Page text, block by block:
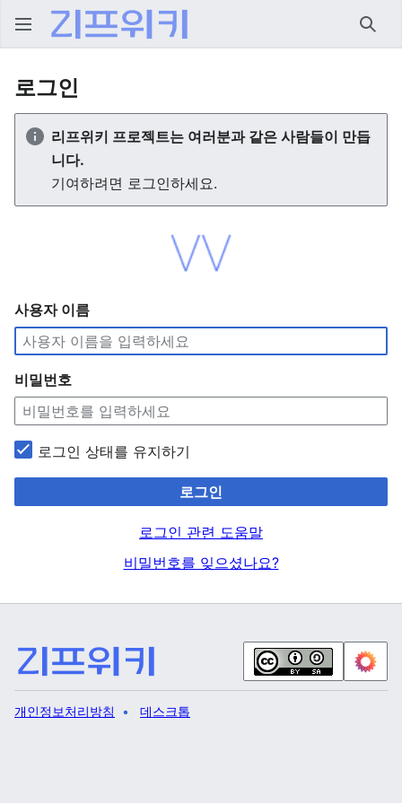
검색
로그인
리프위키 프로젝트는 여러분과 같은 사람들이 만듭
니다.
기여하려면 로그인하세요.
사용자 이름
비밀번호
로그인 상태를 유지하기
로그인
로그인 관련 도움말
비밀번호를 잊으셨나요?
개인정보처리방침 데스크톱